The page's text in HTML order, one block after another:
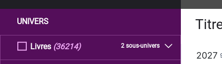
UNIVERS
Livres 2 sous-univers
(36214)
2027